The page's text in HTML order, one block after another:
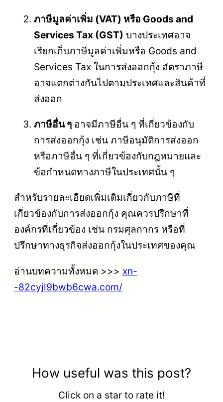
ภาษีมูลค่าเพิ่ม (VAT) หรือ Goods and
Services Tax (GST) บางประเทศอาจ
เรียกเก็บภาษีมูลค่าเพิ่มหรือ Goods and
Services Tax ในการส่งออกกุ้ง อัตราภาษี
อาจแตกต่างกันไปตามประเทศและสินค้าที่
ส่งออก
ภาษีอื่น ๆ อาจมีภาษีอื่น ๆ ที่เกี่ยวข้องกับ
การส่งออกกุ้ง เช่น ภาษีอนุมัติการส่งออก
หรือภาษีอื่น ๆ ที่เกี่ยวข้องกับกฎหมายและ
ข้อกำหนดทางภาษีในประเทศนั้น ๆ
สำหรับรายละเอียดเพิ่มเติมเกี่ยวกับภาษีที่
เกี่ยวข้องกับการส่งออกกุ้ง คุณควรปรึกษาที่
องค์กรที่เกี่ยวข้อง เช่น กรมศุลกากร หรือที่
ปรึกษาทางธุรกิจส่งออกกุ้งในประเทศของคุณ
อ่านบทความทั้งหมด >>> xn-
-82cyjl9bwb6cwa.com/
How useful was this post?
Click on a star to rate it!